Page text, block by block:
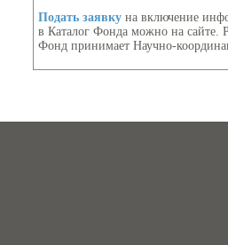
Подать заявку на включение
в Каталог Фонда можно на сайте.
Фонд принимает Научно-